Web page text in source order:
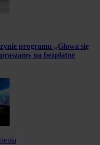
programu „Głowa się
na bezpłatne